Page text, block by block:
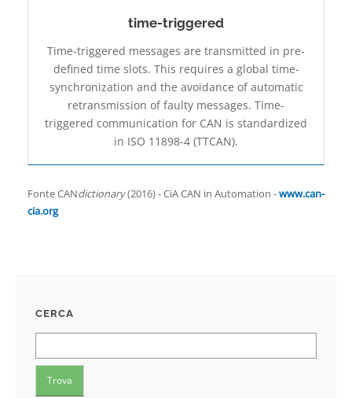
time-triggered
Time-triggered messages are transmitted in pre-
defined time slots. This requires a global time-
synchronization and the avoidance of automatic
retransmission of faulty messages. Time-
triggered communication for CAN is standardized
in ISO 11898-4 (TTCAN).
Fonte CANdictionary(2016) - CiA CAN in Automation -www.can-
cia.org
CERCA